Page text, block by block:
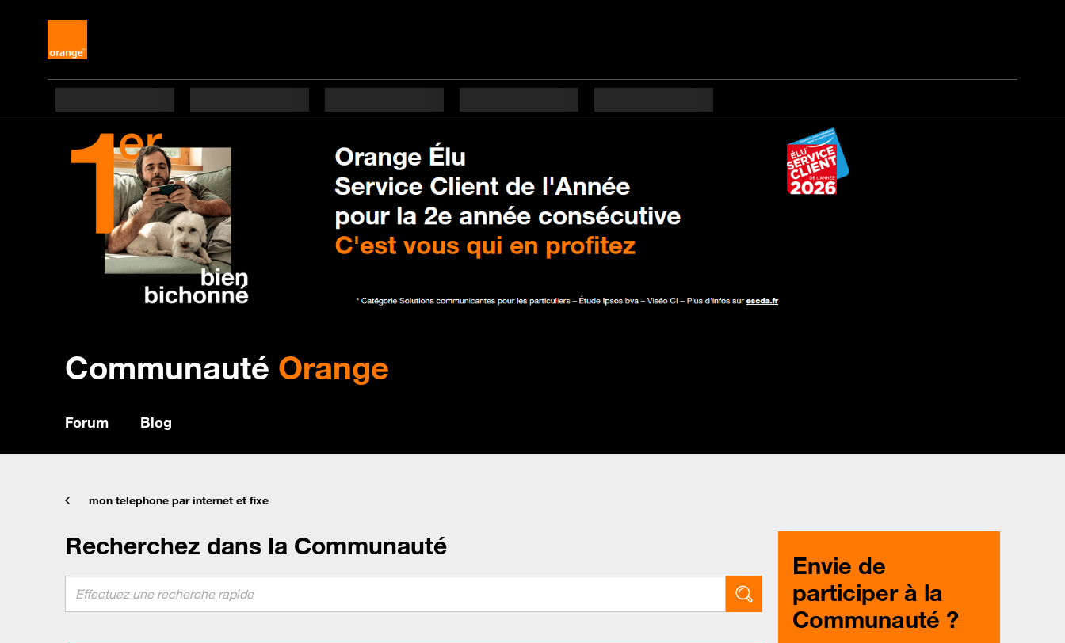
Communauté Orange
Forum Blog
mon telephone par internet et fixe
Recherchez dans la Communauté
Envie de
participer à la
Communauté ?